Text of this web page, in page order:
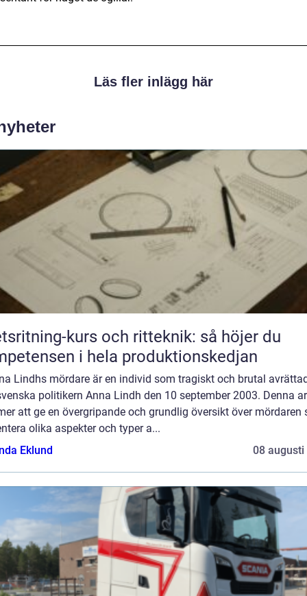
Läs fler inlägg här
kurs och ritteknik: så höjer du
i hela produktionskedjan
Lindhs mördare är en individ som tragiskt och brutal
politikern Anna Lindh den 10 september 2003. Denna
att ge en övergripande och grundlig översikt över mördaren
olika aspekter och typer a...
Eklund
08 augusti